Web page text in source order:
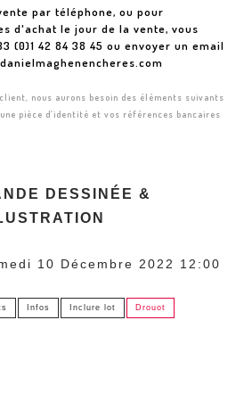
par téléphone, ou pour
d'achat le jour de la vente, vous
(0)1 42 84 38 45 ou envoyer un email
nous aurons besoin des éléments suivants
pièce d’identité et vos références bancaires
DESSINÉE &
10 Décembre 2022 12:00
Infos Inclure lot Drouot